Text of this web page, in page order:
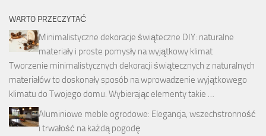
WARTO PRZECZYTAĆ
Minimalistyczne dekoracje świąteczne DIY: naturalne
materiały i proste pomysły na wyjątkowy klimat
Tworzenie minimalistycznych dekoracji świątecznych z naturalnych
materiałów to doskonały sposób na wprowadzenie wyjątkowego
klimatu do Twojego domu. Wybierając elementy takie …
Aluminiowe meble ogrodowe: Elegancja, wszechstronność
i trwałość na każdą pogodę